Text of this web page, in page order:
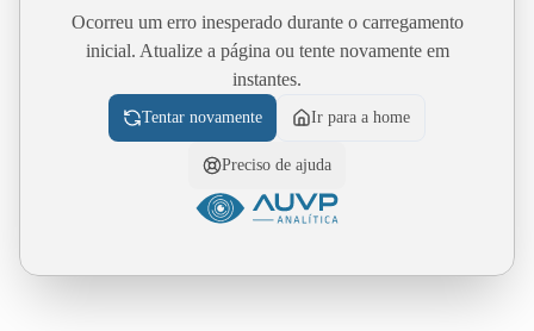
Ocorreu um erro inesperado durante o carregamento
inicial. Atualize a página ou tente novamente em
instantes.
Tentar novamente Ir para a home
Preciso de ajuda